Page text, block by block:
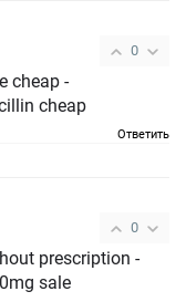
0
cheap -
cheap
Ответить
0
prescription -
sale